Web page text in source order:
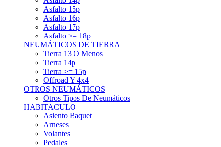
Asfalto 16p
Asfalto 17p
Asfalto >= 18p
NEUMÁTICOS DE TIERRA
Tierra 13 O Menos
Tierra 14p
Tierra >= 15p
Offroad Y 4x4
OTROS NEUMÁTICOS
Otros Tipos De Neumáticos
HABITACULO
Asiento Baquet
Arneses
Volantes
Pedales
Extinción